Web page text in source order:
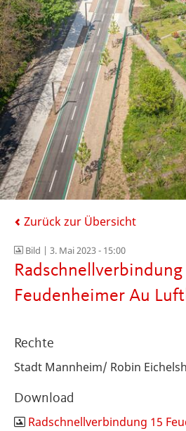
Zurück zur Übersicht
Bild | 3. Mai 2023 - 15:00
Radschnellverbindung
Feudenheimer Au
Rechte
Stadt Mannheim/ Robin
Download
Radschnellverbindung 15